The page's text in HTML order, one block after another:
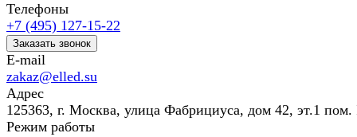
Телефоны
+7 (495) 127-15-22
Заказать звонок
E-mail
zakaz@elled.su
Адрес
125363, г. Москва, улица Фабрициуса, дом 42, эт.1
Режим работы